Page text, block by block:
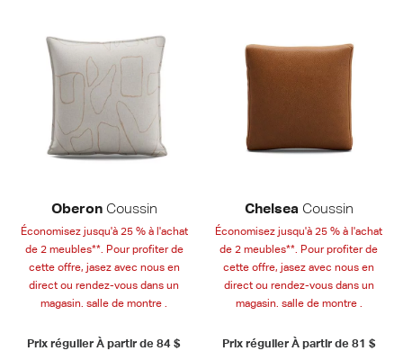
OberonCoussin
Économisez jusqu'à 25 % à l'achat
de 2 meubles**. Pour profiter de
cette offre, jasez avec nous en
direct ou rendez-vous dans un
magasin. salle de montre .
Prix régulier À partir de84 $
Chelsea Coussin
Économisez jusqu'à 25 % à l'achat
de 2 meubles**. Pour profiter de
cette offre, jasez avec nous en
direct ou rendez-vous dans un
magasin. salle de montre .
Prix régulier À partir de 81 $